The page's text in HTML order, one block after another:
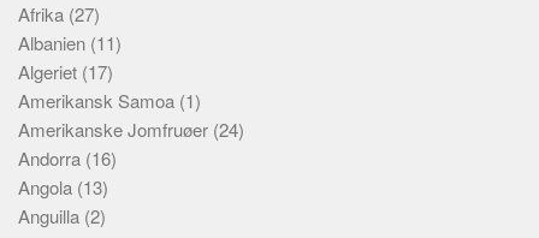
Afrika (27)
Albanien (11)
Algeriet (17)
Amerikansk Samoa (1)
Amerikanske Jomfruøer (24)
Andorra (16)
Angola (13)
Anguilla (2)